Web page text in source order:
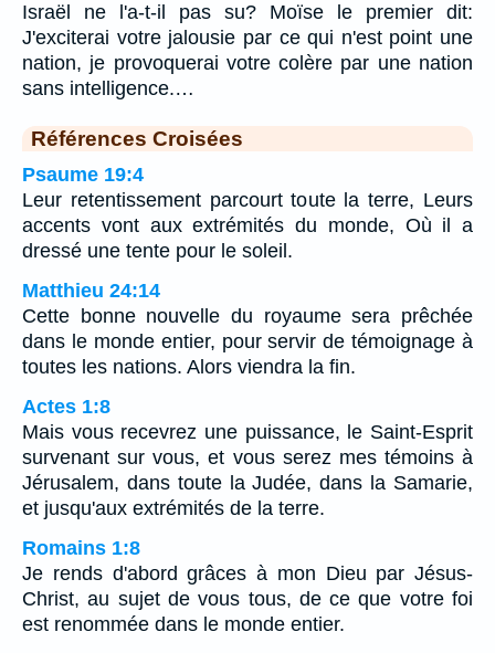
Israël ne l'a-t-il pas su? Moïse le premier dit:
J'exciterai votre jalousie par ce qui n'est point une
nation, je provoquerai votre colère par une nation
sans intelligence.…
Références Croisées
Psaume 19:4
Leur retentissement parcourt toute la terre, Leurs
accents vont aux extrémités du monde, Où il a
dressé une tente pour le soleil.
Matthieu 24:14
Cette bonne nouvelle du royaume sera prêchée
dans le monde entier, pour servir de témoignage à
toutes les nations. Alors viendra la fin.
Actes 1:8
Mais vous recevrez une puissance, le Saint-Esprit
survenant sur vous, et vous serez mes témoins à
Jérusalem, dans toute la Judée, dans la Samarie,
et jusqu'aux extrémités de la terre.
Romains 1:8
Je rends d'abord grâces à mon Dieu par Jésus-
Christ, au sujet de vous tous, de ce que votre foi
est renommée dans le monde entier.